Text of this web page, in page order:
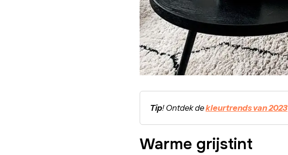
Tip! Ontdek dekleurtrends van 2023
Warme grijstint